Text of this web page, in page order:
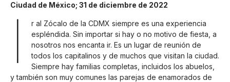
Ciudad de México; 31 de diciembre de 2022
I
r al Zócalo de la CDMX siempre es una experiencia
espléndida. Sin importar si hay o no motivo de fiesta, a
nosotros nos encanta ir. Es un lugar de reunión de
todos los capitalinos y de muchos que visitan la ciudad.
Siempre hay familias completas, incluidos los abuelos,
y también son muy comunes las parejas de enamorados de